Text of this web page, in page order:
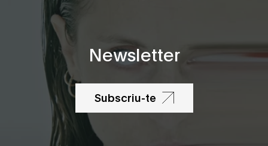
Newsletter
Subscriu-te